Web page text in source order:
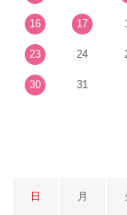
16 17
23 24
30 31
日 月